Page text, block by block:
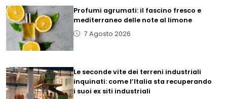
Profumi agrumati: il fascino fresco e
mediterraneo delle note al limone
7 Agosto 2026
Le seconde vite dei terreni industriali
inquinati: come l’Italia sta recuperando
i suoi ex siti industriali